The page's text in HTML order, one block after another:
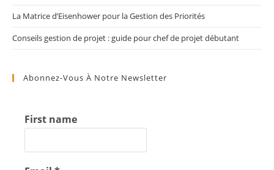
La Matrice d’Eisenhower pour la Gestion des Priorités
Conseils gestion de projet : guide pour chef de projet débutant
Abonnez-Vous À Notre Newsletter
First name